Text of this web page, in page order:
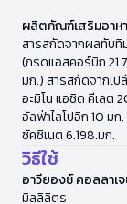
ผลิตภัณฑ์เสริมอาห
สารสกัดจากผลทับทิ
(กรดแอสคอร์บิก
มก.) สารสกัดจากเ
อะมิโน แอซิด คีเลต
อัลฟ่าไลโปอิก 10 ม
ซัคซิเนต 6.198.มก.
วิธีใช้
อาวียองซ์ คอลลาเ
มิลลิลิตร